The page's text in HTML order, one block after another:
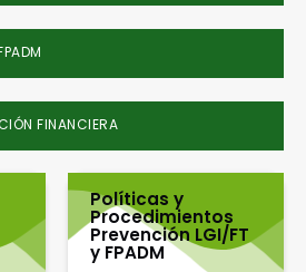
Políticas y
Procedimientos
Prevención LGI/FT
y FPADM
FINANCIERA